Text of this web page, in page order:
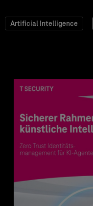
Artificial Intelligence